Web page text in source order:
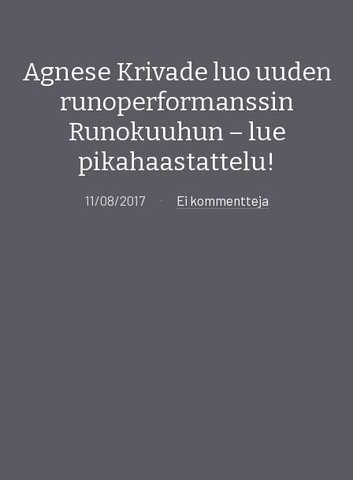
Agnese Krivade luo uuden
runoperformanssin
Runokuuhun – lue
pikahaastattelu!
11/08/2017 Ei kommentteja